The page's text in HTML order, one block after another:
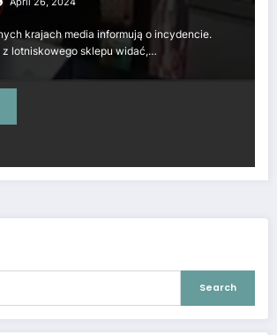
krajach media informują o incydencie.
z lotniskowego sklepu widać,…
Search